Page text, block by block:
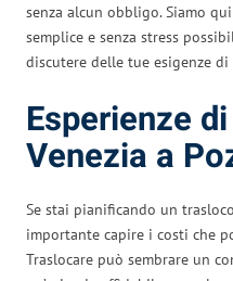
senza alcun obbligo. Siamo
semplice e senza stress
discutere delle tue esigenze di
Esperienze
Venezia a
Se stai pianificando un
importante capire i costi che
Traslocare può sembrare un